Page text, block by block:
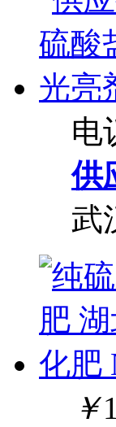
电
供
武
￥